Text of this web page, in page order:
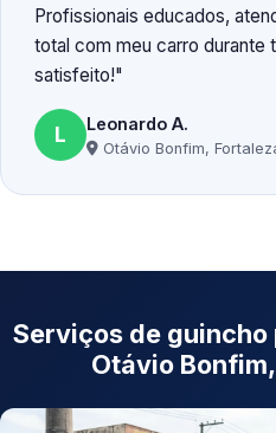
Profissionais educados,
total com meu carro durante
satisfeito!
L Leonardo A.
Otávio Bonfim,
Serviços de
Otávio